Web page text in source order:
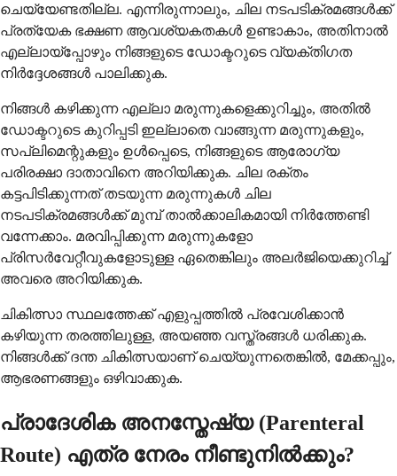
ചെയ്യേണ്ടതില്ല. എന്നിരുന്നാലും, ചില നടപടിക്രമങ്ങൾക്ക്
പ്രത്യേക ഭക്ഷണ ആവശ്യകതകൾ ഉണ്ടാകാം, അതിനാൽ
എല്ലായ്പ്പോഴും നിങ്ങളുടെ ഡോക്ടറുടെ വ്യക്തിഗത
നിർദ്ദേശങ്ങൾ പാലിക്കുക.
നിങ്ങൾ കഴിക്കുന്ന എല്ലാ മരുന്നുകളെക്കുറിച്ചും, അതിൽ
ഡോക്ടറുടെ കുറിപ്പടി ഇല്ലാതെ വാങ്ങുന്ന മരുന്നുകളും,
സപ്ലിമെന്റുകളും ഉൾപ്പെടെ, നിങ്ങളുടെ ആരോഗ്യ
പരിരക്ഷാ ദാതാവിനെ അറിയിക്കുക. ചില രക്തം
കട്ടപിടിക്കുന്നത് തടയുന്ന മരുന്നുകൾ ചില
നടപടിക്രമങ്ങൾക്ക് മുമ്പ് താൽക്കാലികമായി നിർത്തേണ്ടി
വന്നേക്കാം. മരവിപ്പിക്കുന്ന മരുന്നുകളോ
പ്രിസർവേറ്റീവുകളോടുള്ള ഏതെങ്കിലും അലർജിയെക്കുറിച്ച്
അവരെ അറിയിക്കുക.
ചികിത്സാ സ്ഥലത്തേക്ക് എളുപ്പത്തിൽ പ്രവേശിക്കാൻ
കഴിയുന്ന തരത്തിലുള്ള, അയഞ്ഞ വസ്ത്രങ്ങൾ ധരിക്കുക.
നിങ്ങൾക്ക് ദന്ത ചികിത്സയാണ് ചെയ്യുന്നതെങ്കിൽ, മേക്കപ്പും,
ആഭരണങ്ങളും ഒഴിവാക്കുക.
പ്രാദേശിക അനസ്തേഷ്യ (Parenteral
Route) എത്ര നേരം നീണ്ടുനിൽക്കും?